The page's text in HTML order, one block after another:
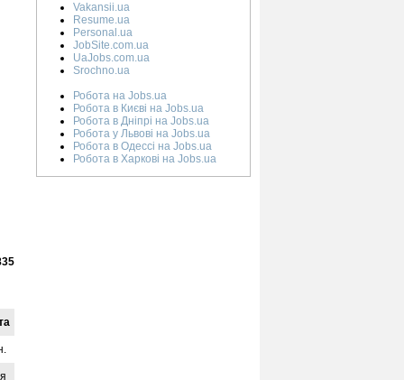
Vakansii.ua
Resume.ua
Personal.ua
JobSite.com.ua
UaJobs.com.ua
Srochno.ua
Робота на Jobs.ua
Робота в Києві на Jobs.ua
Робота в Дніпрі на Jobs.ua
Робота у Львові на Jobs.ua
Робота в Одессі на Jobs.ua
Робота в Харкові на Jobs.ua